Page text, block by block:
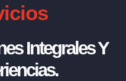
Integrales Y